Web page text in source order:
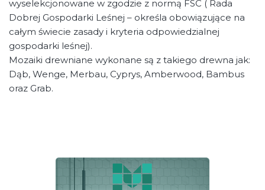
wyselekcjonowane w zgodzie z normą FSC ( Rada
Dobrej Gospodarki Leśnej – określa obowiązujące na
całym świecie zasady i kryteria odpowiedzialnej
gospodarki leśnej).
Mozaiki drewniane wykonane są z takiego drewna jak:
Dąb, Wenge, Merbau, Cyprys, Amberwood, Bambus
oraz Grab.